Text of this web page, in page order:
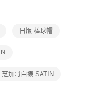
頁面顯示為準，若有關於
請聯繫「AFTEE先享後付
support/home
先享後付」服務完成之交
日版 棒球帽
芝加哥白襪 SATIN